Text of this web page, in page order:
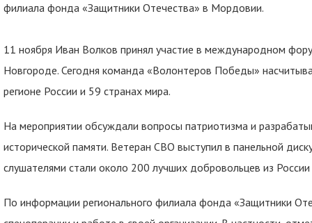
филиала фонда «Защитники Отечества» в Мордовии.
11 ноября Иван Волков принял участие в международном
Новгороде. Сегодня команда «Волонтеров Победы»
регионе России и 59 странах мира.
На мероприятии обсуждали вопросы патриотизма и
исторической памяти. Ветеран СВО выступил в панельной
слушателями стали около 200 лучших добровольцев из России
По информации регионального филиала фонда «Защитники